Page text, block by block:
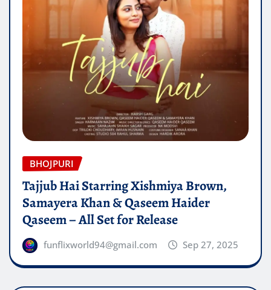
BHOJPURI
Tajjub Hai Starring Xishmiya Brown,
Samayera Khan & Qaseem Haider
Qaseem – All Set for Release
funflixworld94@gmail.com Sep 27, 2025